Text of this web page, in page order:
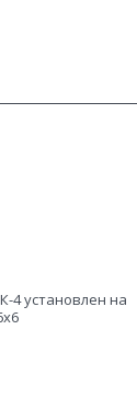
4 установлен на